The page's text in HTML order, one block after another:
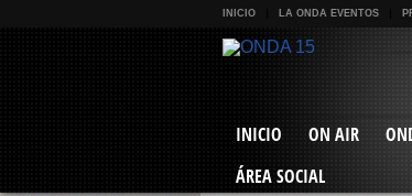
INICIO LA ONDA EVENTOS
INICIO ON AIR
ÁREA SOCIAL